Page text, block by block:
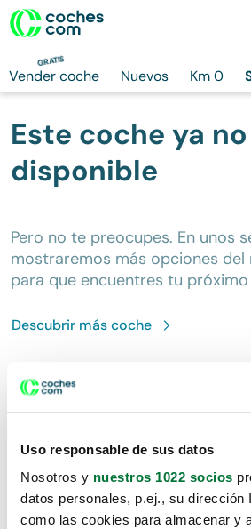
Uso responsable de sus datos
Nosotros y nuestros 1022 socios
datos personales, p.ej., su dirección
como las cookies para almacenar y
GRATIS
Vender coche Nuevos Km 0
Este coche ya
disponible
Pero no te preocupes. En unos
mostraremos más opciones del
para que encuentres tu
Descubrir máscoche